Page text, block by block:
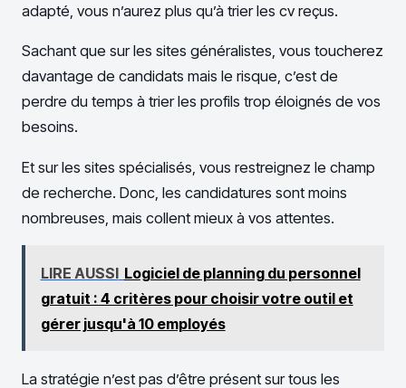
adapté, vous n’aurez plus qu’à trier les cv reçus.
Sachant que sur les sites généralistes, vous toucherez
davantage de candidats mais le risque, c’est de
perdre du temps à trier les profils trop éloignés de vos
besoins.
Et sur les sites spécialisés, vous restreignez le champ
de recherche. Donc, les candidatures sont moins
nombreuses, mais collent mieux à vos attentes.
LIRE AUSSI Logiciel de planning du personnel
gratuit : 4 critères pour choisir votre outil et
gérer jusqu'à 10 employés
La stratégie n’est pas d’être présent sur tous les